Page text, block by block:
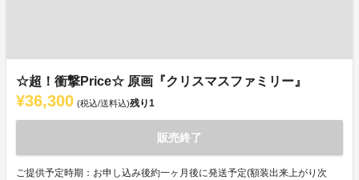
☆超！衝撃Price☆ 原画『クリスマスファミリー』
¥36,300 (税込/送料込)残り1
販売終了
ご提供予定時期：お申し込み後約一ヶ月後に発送予定(額装出来上がり次